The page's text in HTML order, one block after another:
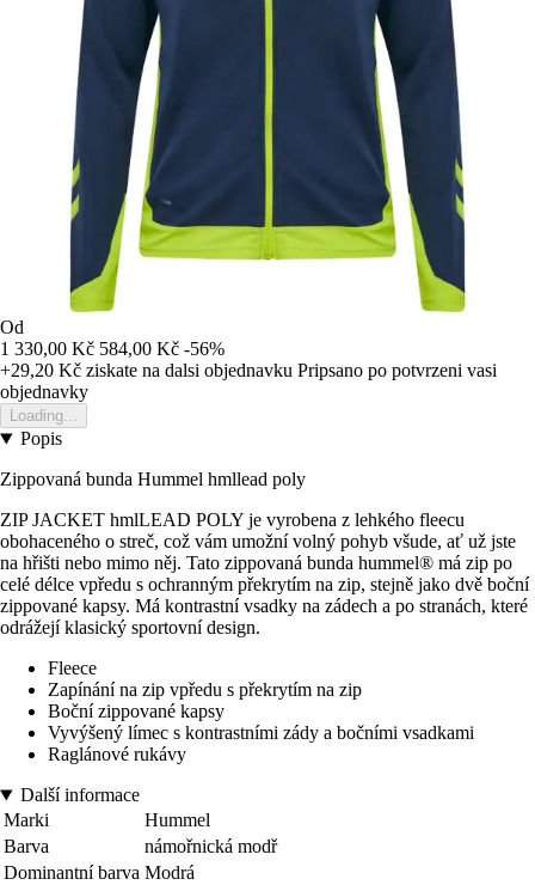
Od
1 330,00 Kč 584,00 Kč -56%
+29,20 Kč ziskate na dalsi objednavku Pripsano po potvrzeni vasi
objednavky
Loading...
Popis
Zippovaná bunda Hummel hmllead poly
ZIP JACKET hmlLEAD POLY je vyrobena z lehkého fleecu
obohaceného o streč, což vám umožní volný pohyb všude, ať už jste
na hřišti nebo mimo něj. Tato zippovaná bunda hummel® má zip po
celé délce vpředu s ochranným překrytím na zip, stejně jako dvě boční
zippované kapsy. Má kontrastní vsadky na zádech a po stranách, které
odrážejí klasický sportovní design.
Fleece
Zapínání na zip vpředu s překrytím na zip
Boční zippované kapsy
Vyvýšený límec s kontrastními zády a bočními vsadkami
Raglánové rukávy
Další informace
Marki
Hummel
Barva
námořnická modř
Dominantní barva Modrá